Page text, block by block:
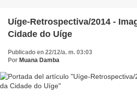
Uíge-Retrospectiva/2014 -
Cidade do Uíge
Publicado en 22/12/a. m. 03:03
Por Muana Damba